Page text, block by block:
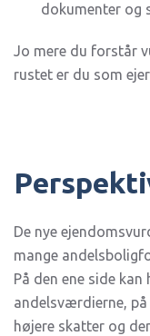
dokumenter og
Jo mere du forstår
rustet er du som
De nye
mange
På den ene side
andelsværdierne,
højere skatter og